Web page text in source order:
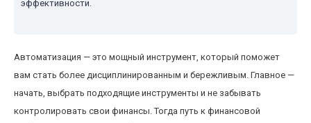
эффективности.
Автоматизация — это мощный инструмент, который поможет
вам стать более дисциплинированным и бережливым. Главное —
начать, выбрать подходящие инструменты и не забывать
контролировать свои финансы. Тогда путь к финансовой